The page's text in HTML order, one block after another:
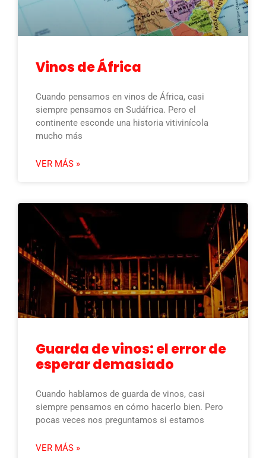
Vinos de África
Cuando pensamos en vinos de África, casi
siempre pensamos en Sudáfrica. Pero el
continente esconde una historia vitivinícola
mucho más
VER MÁS »
Guarda de vinos: el error de
esperar demasiado
Cuando hablamos de guarda de vinos, casi
siempre pensamos en cómo hacerlo bien. Pero
pocas veces nos preguntamos si estamos
VER MÁS »